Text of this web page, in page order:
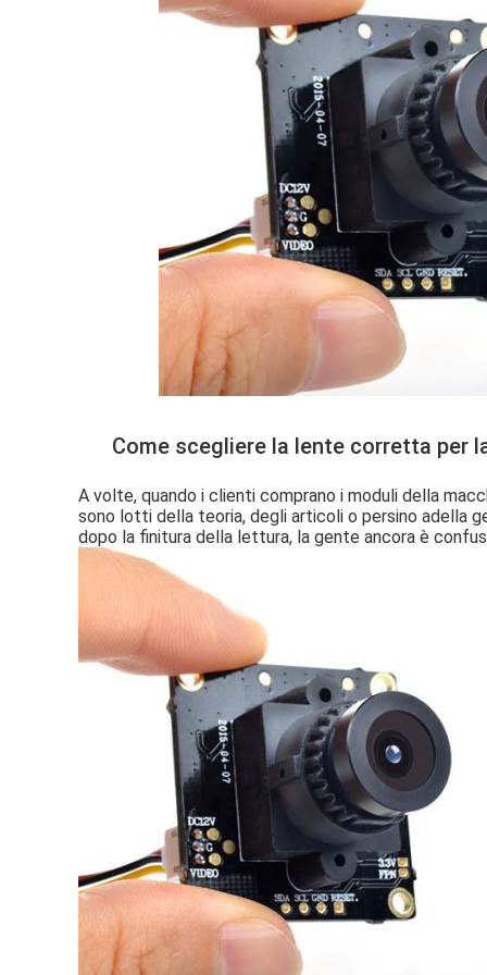
Come scegliere la lente corretta per
A volte, quando i clienti comprano i moduli della
sono lotti della teoria, degli articoli o persino adella
dopo la finitura della lettura, la gente ancora è